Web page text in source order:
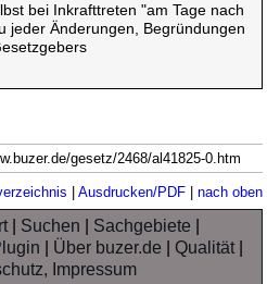
bei Inkrafttreten "am Tage nach
jeder Änderungen, Begründungen
gesetz/2468/al41825-0.htm
Ausdrucken/PDF| nach oben
| Suchen Sachgebiete
Über buzer.de |Qualität|
Impressum